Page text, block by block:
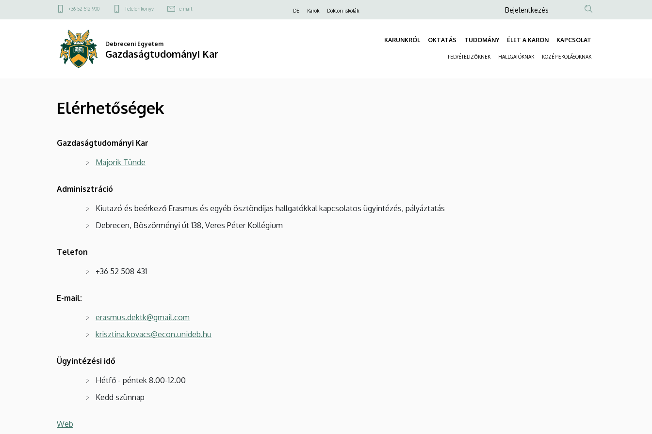
Elérhetőségek
Gazdaságtudományi
a
Felső
menü
+36 52 512 900 Telefonkönyv e-mail DE Karok Doktori iskolák
Anonim
fiók
menüje
Bejelentkezés
Debreceni Egyetem
Gazdaságtudományi Kar
KARUNKRÓL OKTATÁS TUDOMÁNY ÉLET A KARON KAPCSOLAT
FELVÉTELIZŐKNEK HALLGATÓKNAK KÖZÉPISKOLÁSOKNAK
Elérhetőségek
Gazdaságtudományi Kar
Majorik Tünde
Adminisztráció
Kiutazó és beérkező Erasmus és egyéb ösztöndíjas hallgatókkal kapcsolatos ügyintézés, pályáztatás
Debrecen, Böszörményi út 138, Veres Péter Kollégium
Telefon
+36 52 508 431
E-mail:
erasmus.dektk@gmail.com
krisztina.kovacs@econ.unideb.hu
Ügyintézési idő
Hétfő - péntek 8.00-12.00
Kedd szünnap
Web